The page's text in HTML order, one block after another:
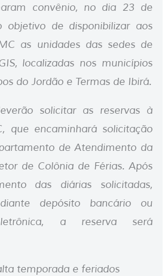
convênio, no dia 23 de
objetivo de disponibilizar aos
as unidades das sedes de
localizadas nos municípios
do Jordão e Termas de Ibirá.
solicitar as reservas à
que encaminhará solicitação
de Atendimento da
de Colônia de Férias. Após
das diárias solicitadas,
depósito bancário ou
a reserva será
temporada e feriados